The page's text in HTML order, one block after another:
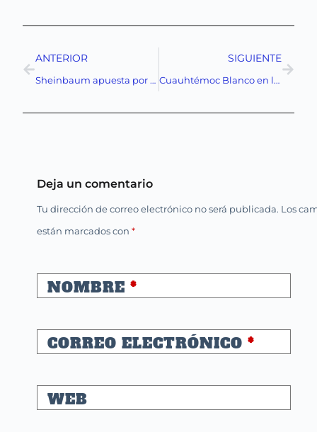
ANTERIOR
Sheinbaum apuesta por la educación: 18 nuevas preparatorias para transformar el país
SIGUIENTE
Cuauhtémoc Blanco en la cuerda floja: ¿Protección política o justicia en juego?
Deja un comentario
Tu dirección de correo electrónico no será publicada. Los
están marcados con*
NOMBRE *
CORREO ELECTRÓNICO *
WEB